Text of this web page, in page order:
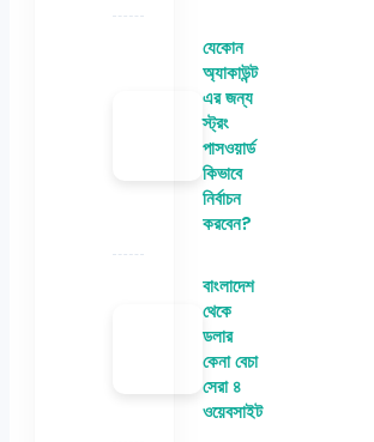
যেকোন
অ্যাকাউন্ট
এর জন্য
স্ট্রং
পাসওয়ার্ড
কিভাবে
নির্বাচন
করবেন?
বাংলাদেশ
থেকে
ডলার
কেনা বেচা
সেরা ৪
ওয়েবসাইট